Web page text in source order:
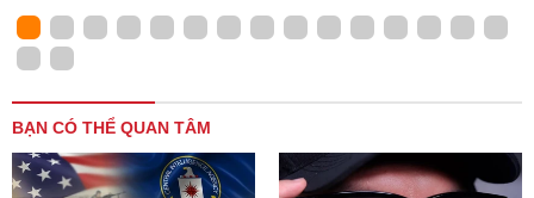
BẠN CÓ THỂ QUAN TÂM